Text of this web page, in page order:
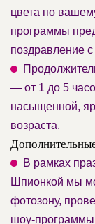
цвета по
программы
поздравление
— от 1 до 5
насыщенной,
возраста.
В рамках
Шпионкой мы
фотозону,
шоу-